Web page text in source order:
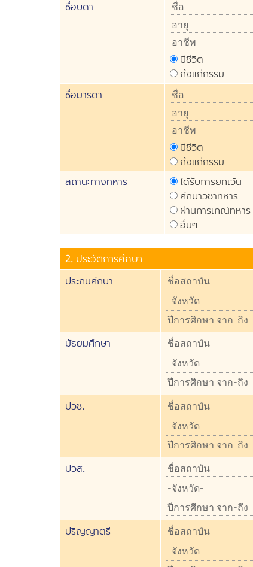
ชื่อบิดา
มีชีวิต
ถึงแก่กรรม
ชื่อมารดา
มีชีวิต
ถึงแก่กรรม
สถานะทางทหาร
ได้รับการยกเว้น
ศึกษาวิชาทหาร
ผ่านการเกณ์ทหาร
อื่นๆ
2. ประวัติการศึกษา
ประถมศึกษา
มัธยมศึกษา
ปวช.
ปวส.
ปริญญาตรี